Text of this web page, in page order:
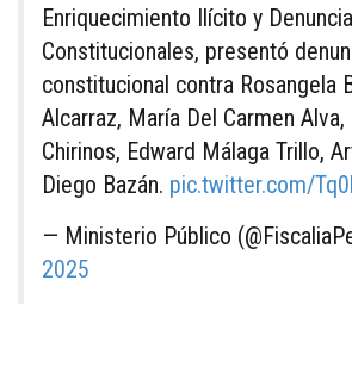
Enriquecimiento Ilícito y
Constitucionales, presentó
constitucional contra Rosangela
Alcarraz, María Del Carmen
Chirinos, Edward Málaga Trillo,
Diego Bazán. pic.twitter.com/
— Ministerio Público
2025